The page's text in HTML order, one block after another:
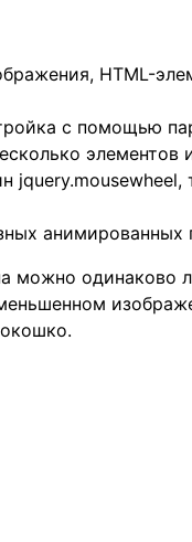
HTML-
с помощью
элементов
анимированных
можно одинаково